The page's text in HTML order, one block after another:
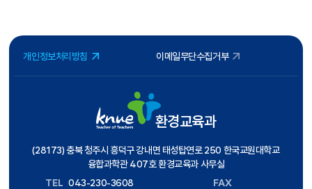
개인정보처리방침 이메일무단수집거부
환경교육과
(28173) 충북 청주시 흥덕구 강내면 태성탑연로 250 한국교원대학교
융합과학관 407호 환경교육과 사무실
TEL 043-230-3608
FAX